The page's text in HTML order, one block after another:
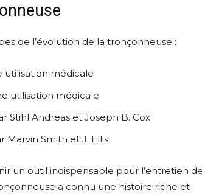
de l’évolution de la tronçonneuse :
utilisation médicale
utilisation médicale
Stihl Andreas et Joseph B. Cox
Smith et J. Ellis
un outil indispensable pour l’entretien
a connu une histoire riche et